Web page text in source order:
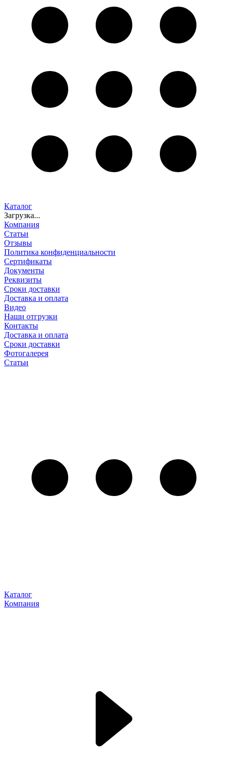
Каталог
Загрузка...
Компания
Статьи
Отзывы
Политика конфиденциальности
Сертификаты
Документы
Реквизиты
Сроки доставки
Доставка и оплата
Видео
Наши отгрузки
Контакты
Доставка и оплата
Сроки доставки
Фотогалерея
Статьи
Каталог
Компания